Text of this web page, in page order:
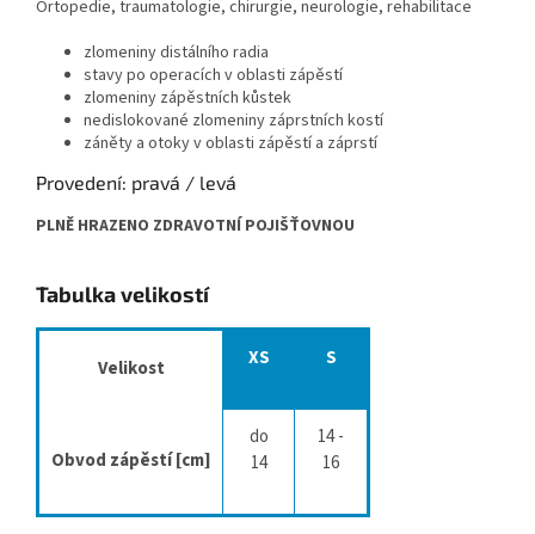
Ortopedie, traumatologie, chirurgie, neurologie, rehabilitace
zlomeniny distálního radia
stavy po operacích v oblasti zápěstí
zlomeniny zápěstních kůstek
nedislokované zlomeniny záprstních kostí
záněty a otoky v oblasti zápěstí a záprstí
Provedení: pravá / levá
PLNĚ HRAZENO ZDRAVOTNÍ POJIŠŤOVNOU
Tabulka velikostí
Velikost XS S
Obvod zápěstí [cm]
do
14
14 -
16